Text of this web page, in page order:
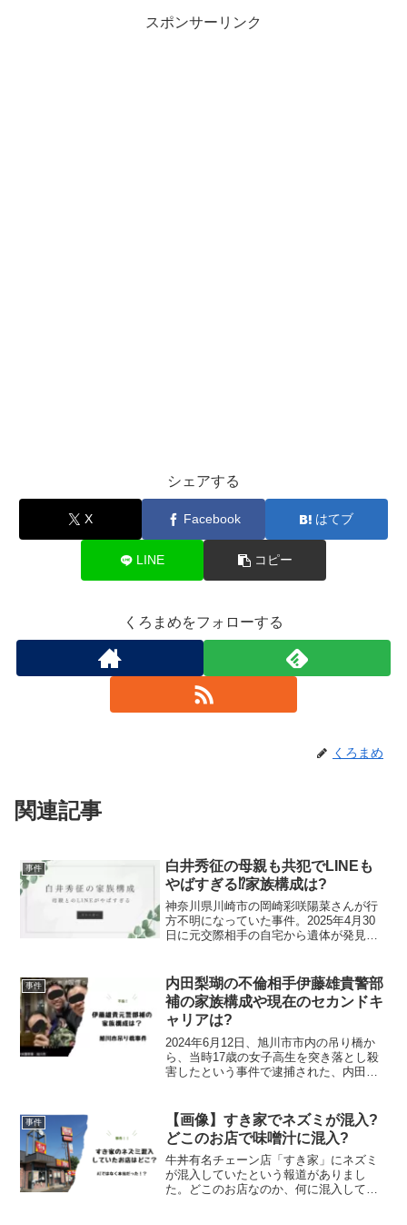
スポンサーリンク
シェアする
X Facebook はてブ
LINE コピー
くろまめをフォローする
くろまめ
関連記事
事件
白井秀征の母親も共犯でLINEも
やばすぎる⁉︎家族構成は?
神奈川県川崎市の岡崎彩咲陽菜さんが行
方不明になっていた事件。2025年4月30
日に元交際相手の自宅から遺体が発見さ
ます。白井秀征の家族構成は？白井秀征
容疑者の家族構成は...
事件
内田梨瑚の不倫相手伊藤雄貴警部
補の家族構成や現在のセカンドキ
ャリアは?
2024年6月12日、旭川市市内の吊り橋か
ら、当時17歳の女子高生を突き落とし殺
害したという事件で逮捕された、内田梨
です。そこで今回は伊藤雄貴警部補の家
族構成について調...
事件
【画像】すき家でネズミが混入?
どこのお店で味噌汁に混入?
牛丼有名チェーン店「すき家」にネズミ
が混入していたという報道がありまし
た。どこのお店なのか、何に混入してい